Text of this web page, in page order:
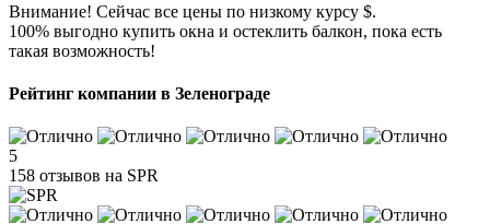
Внимание! Сейчас все цены по низкому курсу $.
100% выгодно купить окна и остеклить балкон, пока есть
такая возможность!
Рейтинг компании в Зеленограде
5
158 отзывов на SPR